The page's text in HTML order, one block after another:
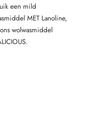
een mild
MET Lanoline,
wolwasmiddel